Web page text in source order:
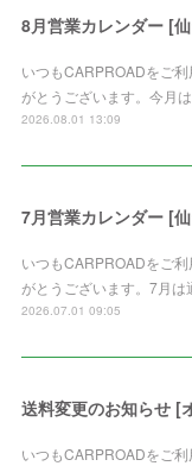
8月営業カレンダー [
いつもCARPROADをご
がとうございます。今月
2026.08.01 13:09
7月営業カレンダー [
いつもCARPROADをご
がとうございます。7月は
2026.07.01 09:05
送料変更のお知らせ [
いつもCARPROADをご